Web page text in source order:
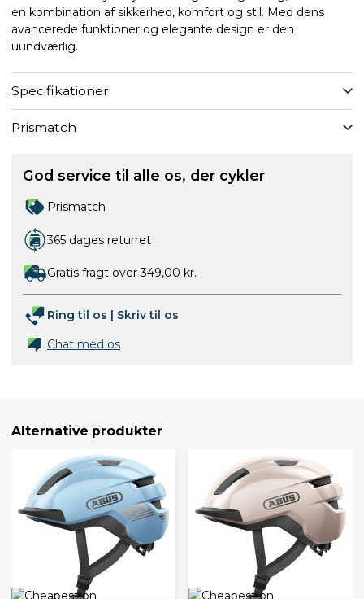
en kombination af sikkerhed, komfort og stil. Med dens
avancerede funktioner og elegante design er den
uundværlig.
Specifikationer
Prismatch
God service til alle os, der cykler
Prismatch
365 dages returret
Gratis fragt over 349,00 kr.
Ring til os | Skriv til os
Chat med os
Alternative produkter